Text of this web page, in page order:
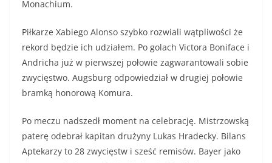
Monachium.
Piłkarze Xabiego Alonso szybko rozwiali wątpliwości że
rekord będzie ich udziałem. Po golach Victora Boniface i
Andricha już w pierwszej połowie zagwarantowali sobie
zwycięstwo. Augsburg odpowiedział w drugiej połowie
bramką honorową Komura.
Po meczu nadszedł moment na celebrację. Mistrzowską
paterę odebrał kapitan drużyny Lukas Hradecky. Bilans
Aptekarzy to 28 zwycięstw i sześć remisów. Bayer jako